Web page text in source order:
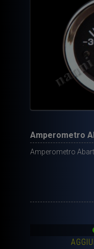
Amperometro
Amperometro